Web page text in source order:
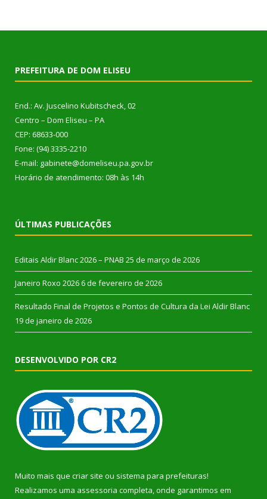
PREFEITURA DE DOM ELISEU
End.: Av. Juscelino Kubitscheck, 02
Centro – Dom Eliseu – PA
CEP: 68633-000
Fone: (94) 3335-2210
E-mail: gabinete@domeliseu.pa.gov.br
Horário de atendimento: 08h às 14h
ÚLTIMAS PUBLICAÇÕES
Editais Aldir Blanc 2026 – PNAB 25 de março de 2026
Janeiro Roxo 2026 6 de fevereiro de 2026
Resultado Final de Projetos e Pontos de Cultura da Lei Aldir Blanc
19 de janeiro de 2026
DESENVOLVIDO POR CR2
Muito mais que criar site ou sistema para prefeituras!
Realizamos uma assessoria completa, onde garantimos em